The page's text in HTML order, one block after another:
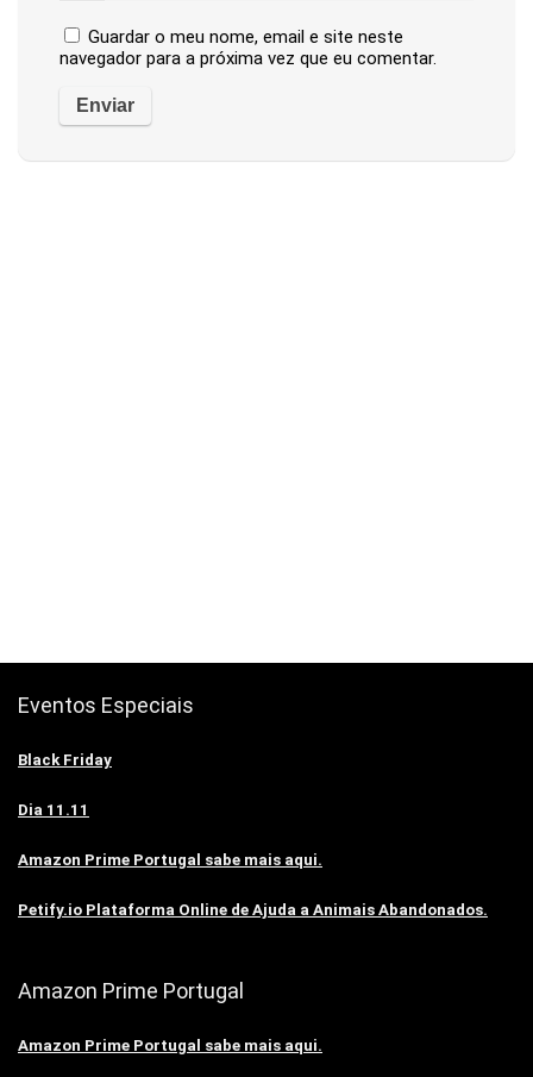
Guardar o meu nome, email e site neste
navegador para a próxima vez que eu comentar.
Eventos Especiais
Black Friday
Dia 11.11
Amazon Prime Portugal sabe mais aqui.
Petify.io Plataforma Online de Ajuda a Animais Abandonados.
Amazon Prime Portugal
Amazon Prime Portugal sabe mais aqui.